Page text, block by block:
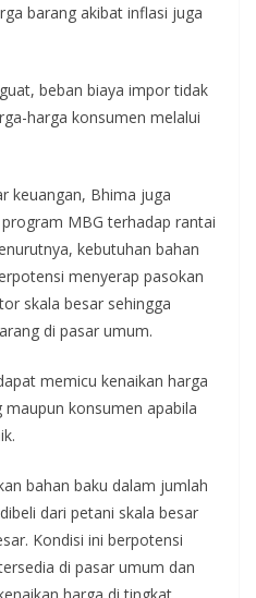
barang akibat inflasi juga
beban biaya impor tidak
harga konsumen melalui
keuangan, Bhima juga
MBG terhadap rantai
kebutuhan bahan
menyerap pasokan
skala besar sehingga
di pasar umum.
memicu kenaikan harga
konsumen apabila
bahan baku dalam jumlah
dari petani skala besar
Kondisi ini berpotensi
di pasar umum dan